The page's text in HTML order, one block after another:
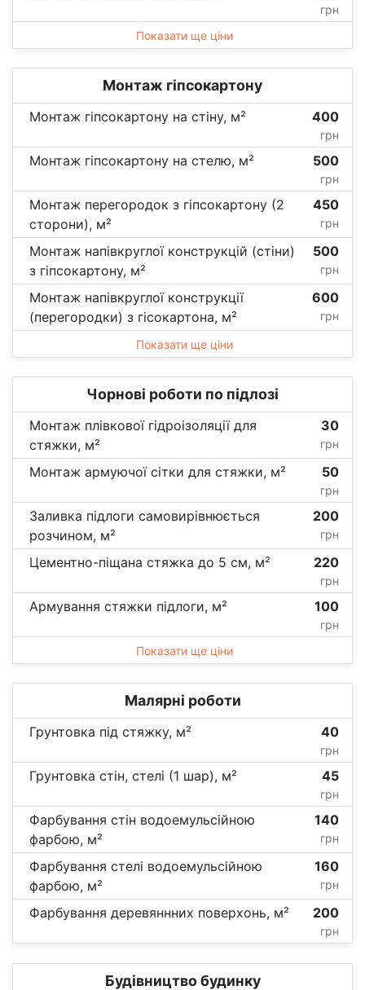
грн
Показати ще ціни
Монтаж гіпсокартону
Монтаж гіпсокартону на стіну, м² 400
грн
Монтаж гіпсокартону на стелю, м² 500
грн
Монтаж перегородок з гіпсокартону (2
сторони), м²
450
грн
Монтаж напівкруглої конструкцій (стіни)
з гіпсокартону, м²
500
грн
Монтаж напівкруглої конструкції
(перегородки) з гісокартона, м²
600
грн
Показати ще ціни
Чорнові роботи по підлозі
Монтаж плівкової гідроізоляції для
стяжки, м²
30
грн
Монтаж армуючої сітки для стяжки, м² 50
грн
Заливка підлоги самовирівнюється
розчином, м²
200
грн
Цементно-піщана стяжка до 5 см, м² 220
грн
Армування стяжки підлоги, м² 100
грн
Показати ще ціни
Малярні роботи
Грунтовка під стяжку, м² 40
грн
Грунтовка стін, стелі (1 шар), м² 45
грн
Фарбування стін водоемульсійною
фарбою, м²
140
грн
Фарбування стелі водоемульсійною
фарбою, м²
160
грн
Фарбування деревяннних поверхонь, м² 200
грн
Будівництво будинку